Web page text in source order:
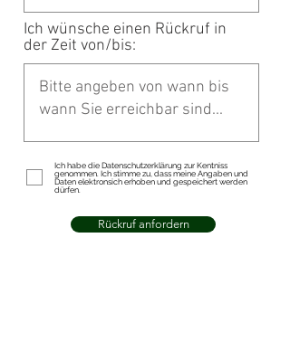
Ich wünsche einen Rückruf in
der Zeit von/bis:
Ich habe die Datenschutzerklärung zur Kentniss
genommen. Ich stimme zu, dass meine Angaben und
Daten elektronsich erhoben und gespeichert werden
dürfen.
Rückruf anfordern